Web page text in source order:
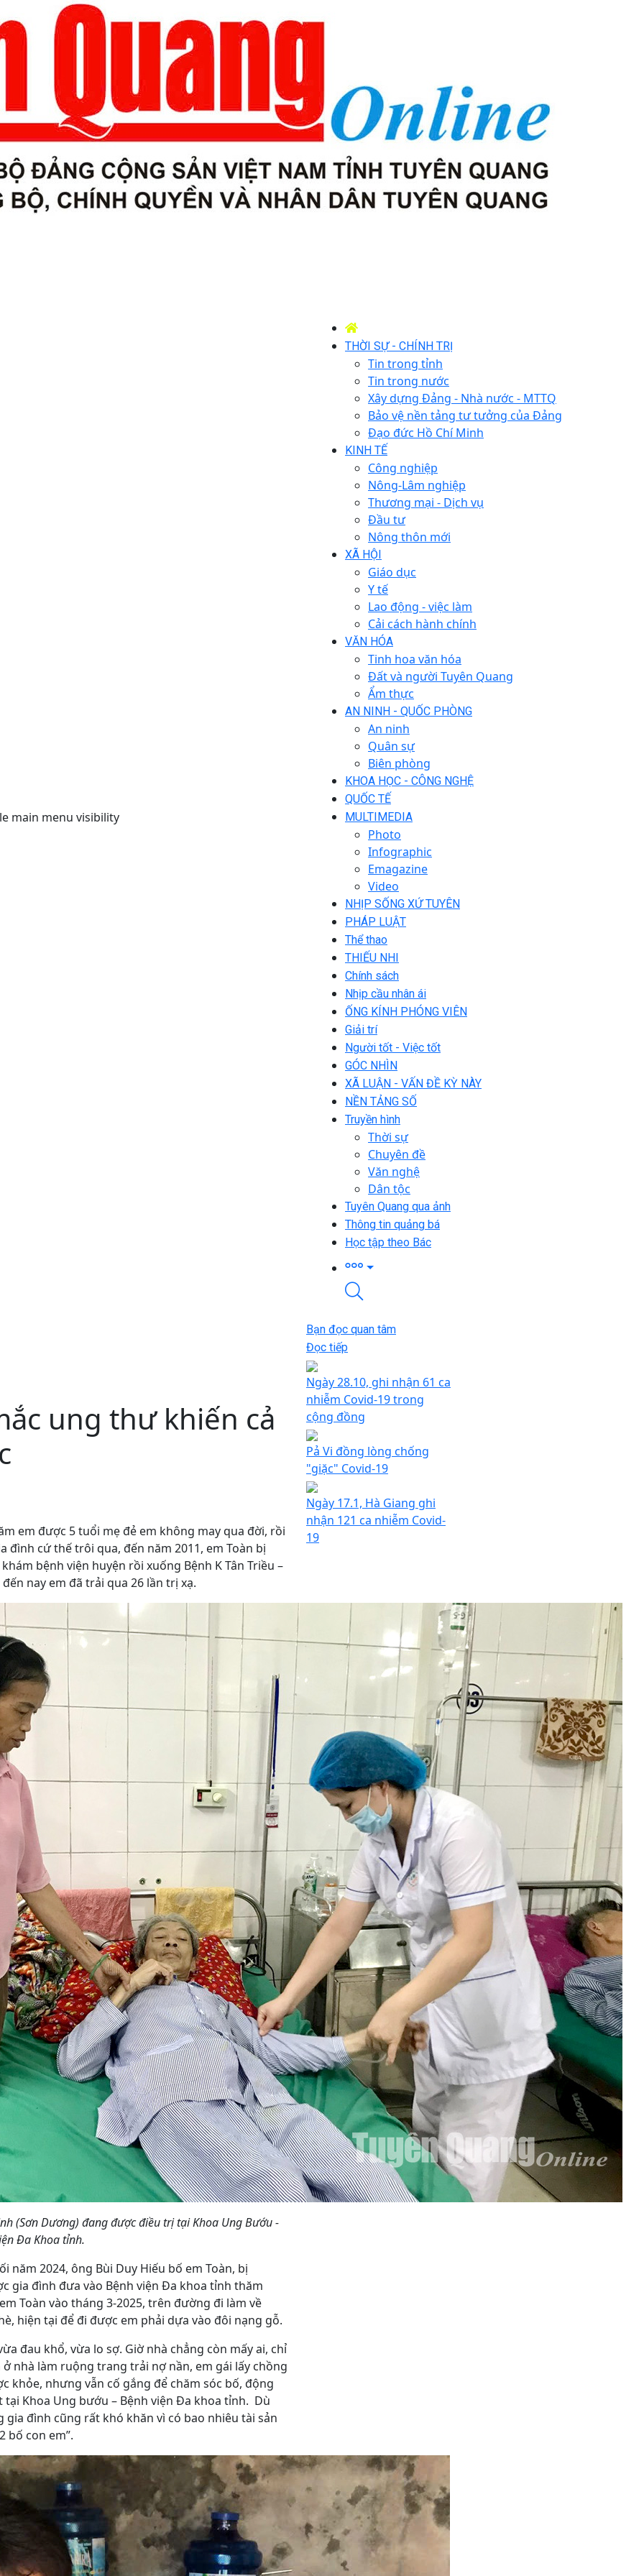
main menu visibility
THỜI SỰ - CHÍNH TRỊ
Tin trong tỉnh
Tin trong nước
Xây dựng Đảng - Nhà nước - MTTQ
Bảo vệ nền tảng tư tưởng của Đảng
Đạo đức Hồ Chí Minh
KINH TẾ
Công nghiệp
Nông-Lâm nghiệp
Thương mại - Dịch vụ
Đầu tư
Nông thôn mới
XÃ HỘI
Giáo dục
Y tế
Lao động - việc làm
Cải cách hành chính
VĂN HÓA
Tinh hoa văn hóa
Đất và người Tuyên Quang
Ẩm thực
AN NINH - QUỐC PHÒNG
An ninh
Quân sự
Biên phòng
KHOA HỌC - CÔNG NGHỆ
QUỐC TẾ
MULTIMEDIA
Photo
Infographic
Emagazine
Video
NHỊP SỐNG XỨ TUYÊN
PHÁP LUẬT
Thể thao
THIẾU NHI
Chính sách
Nhịp cầu nhân ái
ỐNG KÍNH PHÓNG VIÊN
Giải trí
Người tốt - Việc tốt
GÓC NHÌN
XÃ LUẬN - VẤN ĐỀ KỲ NÀY
NỀN TẢNG SỐ
Truyền hình
Thời sự
Chuyên đề
Văn nghệ
Dân tộc
Tuyên Quang qua ảnh
Thông tin quảng bá
Học tập theo Bác
ung thư khiến cả
em được 5 tuổi mẹ đẻ em không may qua đời, rồi
cứ thế trôi qua, đến năm 2011, em Toàn bị
bệnh viện huyện rồi xuống Bệnh K Tân Triều –
nay em đã trải qua 26 lần trị xạ.
(Sơn Dương) đang được điều trị tại Khoa Ung Bướu -
Đa Khoa tỉnh.
năm 2024, ông Bùi Duy Hiếu bố em Toàn, bị
gia đình đưa vào Bệnh viện Đa khoa tỉnh thăm
Toàn vào tháng 3-2025, trên đường đi làm về
hiện tại để đi được em phải dựa vào đôi nạng gỗ.
đau khổ, vừa lo sợ. Giờ nhà chẳng còn mấy ai, chỉ
nhà làm ruộng trang trải nợ nần, em gái lấy chồng
khỏe, nhưng vẫn cố gắng để chăm sóc bố, động
Khoa Ung bướu – Bệnh viện Đa khoa tỉnh. Dù
đình cũng rất khó khăn vì có bao nhiêu tài sản
bố con em”.
Bạn đọc quan tâm
Đọc tiếp
Ngày 28.10, ghi nhận 61 ca
nhiễm Covid-19 trong
cộng đồng
Pả Vi đồng lòng chống
"giặc" Covid-19
Ngày 17.1, Hà Giang ghi
nhận 121 ca nhiễm Covid-
19